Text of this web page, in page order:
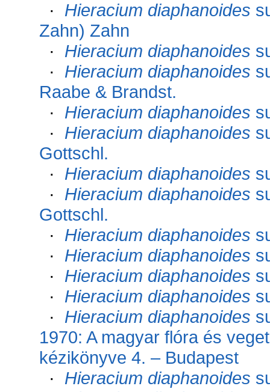
· Hieracium diaphanoides
Zahn) Zahn
· Hieracium diaphanoides
· Hieracium diaphanoides
Raabe & Brandst.
· Hieracium diaphanoides
· Hieracium diaphanoides
Gottschl.
· Hieracium diaphanoides
· Hieracium diaphanoides
Gottschl.
· Hieracium diaphanoides
· Hieracium diaphanoides
· Hieracium diaphanoides
· Hieracium diaphanoides
· Hieracium diaphanoides
1970: A magyar flóra és
kézikönyve 4. – Budapest
· Hieracium diaphanoides